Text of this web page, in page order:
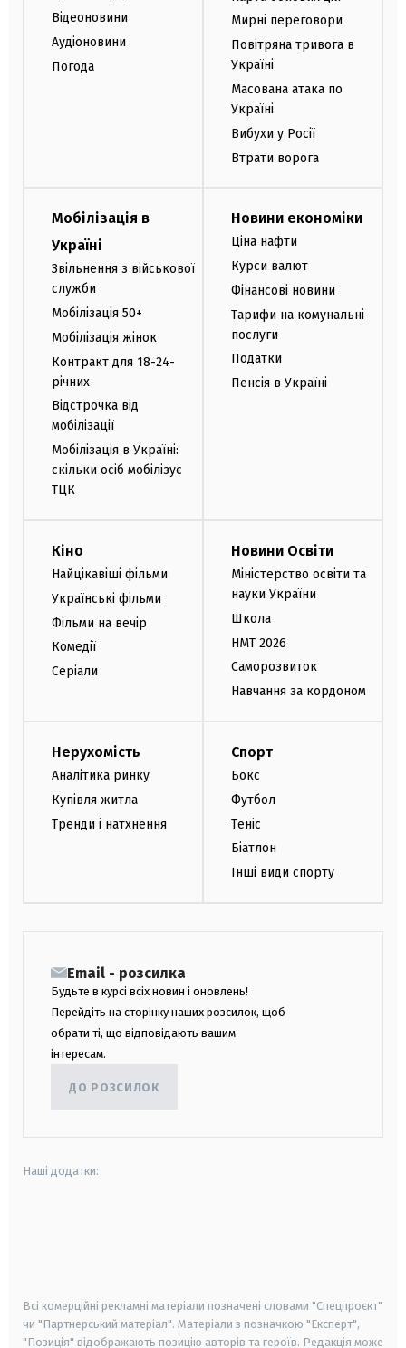
Відеоновини
Аудіоновини
Погода
Мирні переговори
Повітряна тривога в
Україні
Масована атака по
Україні
Вибухи у Росії
Втрати ворога
Мобілізація в
Україні
Звільнення з військової
служби
Мобілізація 50+
Мобілізація жінок
Контракт для 18-24-
річних
Відстрочка від
мобілізації
Мобілізація в Україні:
скільки осіб мобілізує
ТЦК
Новини економіки
Ціна нафти
Курси валют
Фінансові новини
Тарифи на комунальні
послуги
Податки
Пенсія в Україні
Кіно
Найцікавіші фільми
Українські фільми
Фільми на вечір
Комедії
Серіали
Новини Освіти
Міністерство освіти та
науки України
Школа
НМТ 2026
Саморозвиток
Навчання за кордоном
Нерухомість
Аналітика ринку
Купівля житла
Тренди і натхнення
Спорт
Бокс
Футбол
Теніс
Біатлон
Інші види спорту
Email - розсилка
Будьте в курсі всіх новин і оновлень!
Перейдіть на сторінку наших розсилок, щоб
обрати ті, що відповідають вашим
інтересам.
ДО РОЗСИЛОК
Наші додатки:
Всі комерційні рекламні матеріали позначені словами "Спецпроєкт"
чи "Партнерський матеріал". Матеріали з позначкою "Експерт",
"Позиція" відображають позицію авторів та героїв. Редакція може